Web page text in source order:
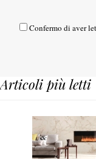
Confermo di aver
Articoli più letti